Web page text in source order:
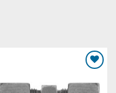
ønskeliste